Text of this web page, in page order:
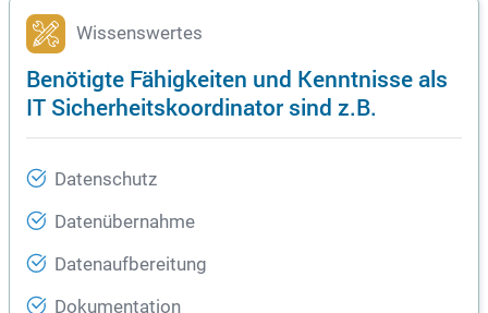
Wissenswertes
Benötigte Fähigkeiten und Kenntnisse als
IT Sicherheitskoordinator sind z.B.
Datenschutz
Datenübernahme
Datenaufbereitung
Dokumentation